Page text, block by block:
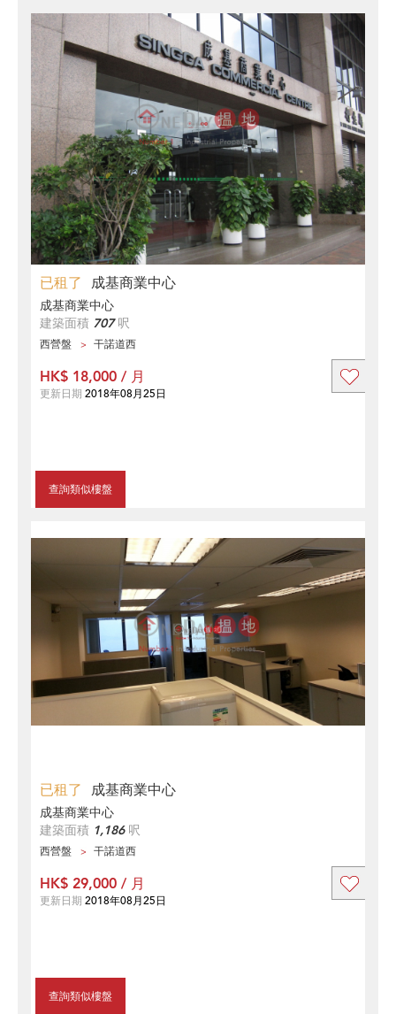
已租了 成基商業中心
成基商業中心
建築面積 707呎
西營盤 干諾道西
查詢類似樓盤
HK$ 18,000 / 月
更新日期 2018年08月25日
已租了 成基商業中心
成基商業中心
建築面積 1,186呎
西營盤 干諾道西
查詢類似樓盤
HK$ 29,000 / 月
更新日期 2018年08月25日